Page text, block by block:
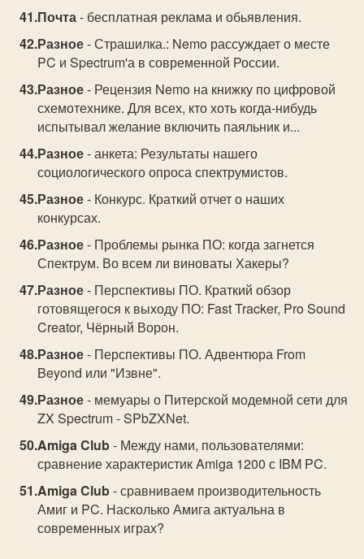
Почта- бесплатная реклама и обьявления.
Разное- Страшилка.: Nemo рассуждает о месте
PC и Spectrum'а в современной России.
Разное- Рецензия Nemo на книжку по цифровой
схемотехнике. Для всех, кто хоть когда-нибудь
испытывал желание включить паяльник и...
Разное- анкета: Результаты нашего
социологического опроса спектрумистов.
Разное- Конкурс. Краткий отчет о наших
конкурсах.
Разное- Проблемы рынка ПО: когда загнется
Спектрум. Во всем ли виноваты Хакеры?
Разное- Перспективы ПО. Краткий обзор
готовящегося к выходу ПО: Fast Tracker, Pro Sound
Creator, Чёрный Ворон.
Разное- Перспективы ПО. Адвентюра From
Beyond или "Извне".
Разное- мемуары о Питерской модемной сети для
ZX Spectrum - SPbZXNet.
Amiga Club- Между нами, пользователями:
сравнение характеристик Amiga 1200 с IBM PC.
Amiga Club- сравниваем производительность
Амиг и PC. Насколько Амига актуальна в
современных играх?